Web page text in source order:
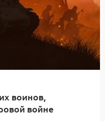
воинов,
войне